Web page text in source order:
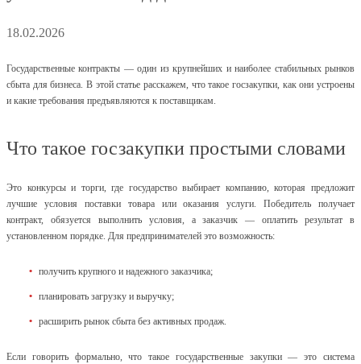
18.02.2026
Государственные контракты — один из крупнейших и наиболее стабильных рынков
сбыта для бизнеса. В этой статье расскажем, что такое госзакупки, как они устроены
и какие требования предъявляются к поставщикам.
Что такое госзакупки простыми словами
Это конкурсы и торги, где государство выбирает компанию, которая предложит
лучшие условия поставки товара или оказания услуги. Победитель получает
контракт, обязуется выполнить условия, а заказчик — оплатить результат в
установленном порядке. Для предпринимателей это возможность:
получить крупного и надежного заказчика;
планировать загрузку и выручку;
расширить рынок сбыта без активных продаж.
Если говорить формально, что такое государственные закупки — это система